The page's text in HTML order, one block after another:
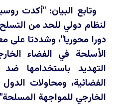
وتابع البيان: "أكدت
لنظام دولي للحد من
دورا محوريا"، وشددتا على
الأسلحة في الفضاء
التهديد باستخدامها
الفضائية، ومحاولات
الخارجي للمواجهة